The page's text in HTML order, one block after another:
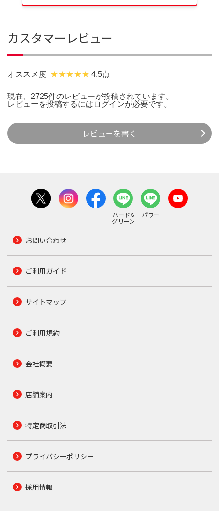
カスタマーレビュー
オススメ度 4.5点
現在、2725件のレビューが投稿されています。
レビューを投稿するには ログインが必要です。
レビューを書く
ハード&
グリーン
パワー
お問い合わせ
ご利用ガイド
サイトマップ
ご利用規約
会社概要
店舗案内
特定商取引法
プライバシーポリシー
採用情報